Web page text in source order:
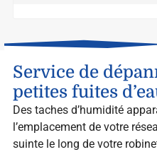
Service de
petites fuites
Des taches d’humidité
l’emplacement de votre
suinte le long de votre